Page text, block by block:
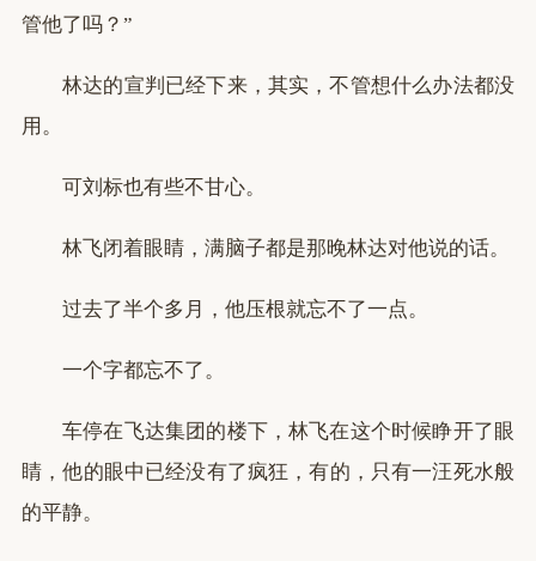
管他了吗？”
林达的宣判已经下来，其实，不管想什么办法都没
用。
可刘标也有些不甘心。
林飞闭着眼睛，满脑子都是那晚林达对他说的话。
过去了半个多月，他压根就忘不了一点。
一个字都忘不了。
车停在飞达集团的楼下，林飞在这个时候睁开了眼
睛，他的眼中已经没有了疯狂，有的，只有一汪死水般
的平静。